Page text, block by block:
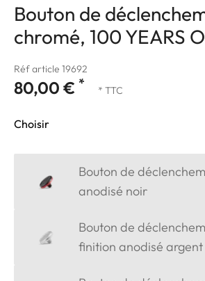
Bouton de
chromé, 100 YEARS
Réf article 19692
80,00 € * * TTC
Choisir
Bouton de
anodisé noir
Bouton de
finition anodisé argent